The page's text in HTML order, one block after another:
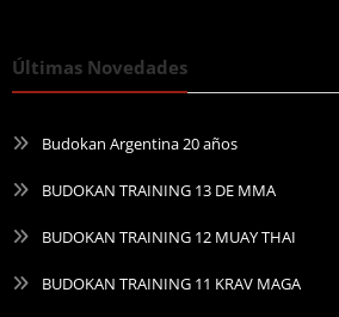
Últimas Novedades
Budokan Argentina 20 años
BUDOKAN TRAINING 13 DE MMA
BUDOKAN TRAINING 12 MUAY THAI
BUDOKAN TRAINING 11 KRAV MAGA